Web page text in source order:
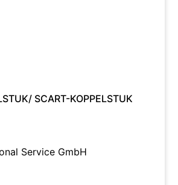
SCART-KOPPELSTUK
Service GmbH